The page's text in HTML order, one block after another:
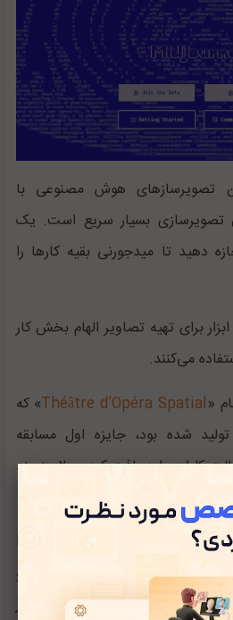
تصویرسازهای هوش مصنوعی با
تصویرسازی بسیار سریع است. یک
دهید تا میدجورنی بقیه کارها را
برای تهیه تصاویر الهام بخش کار
می‌کنند.
«
Théâtre d’Opéra Spatial» که
شده بود، جایزه اول مسابقه
هنرهای زیبا در نمایشگاه ایالت کلرادو را دریافت کرد و ۲۰ هنرمند
حال حاضر روی یک سرور
با میدجورنی، باید به سرور او
رباتDiscord برای تهیه تصاویر